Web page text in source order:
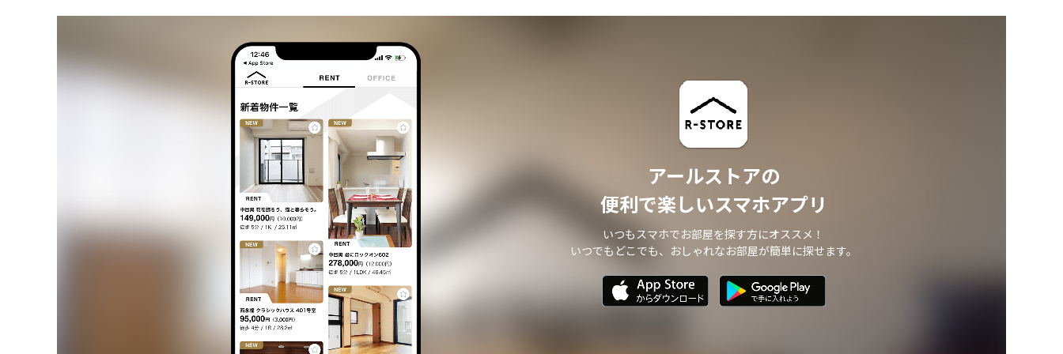
場合
本サイトは、取り扱う個人情報の漏洩、滅失またはき損の防止その他の個人情報
個人情報の委託について
本サイトは、個人情報の取り扱いの全部または一部を第三者に委託する場合は、
当該第三者について厳正な調査を行い、 取り扱いを委託された個人情報の安全管
理が図られるよう当該第三者に対する必要かつ適切な監督を行います。
また、コンサルティング、プライバシーマーク申請、ISMS申請業務におきまして
第三者と共同して業務を遂行する場合に 個人情報の取り扱いを委託する場合 があ
ります。
個人情報の第三者提供について
本サイトは、個人情報保護法等の法令に定めのある場合を除き、 個人情報をあら
かじめご本人の同意を得ることなく、第三者に提供いたしません。
個人情報の開示・訂正等について
本サイトは、ご本人から自己の個人情報についての開示の請求がある場合、速や
かに開示をいたします。
その際、ご本人であることが確認できない場合 には、開示に応じません。
アールストアの
便利で楽しいスマホアプリ
いつもスマホでお部屋を探す方にオススメ！
いつでもどこでも、おしゃれなお部屋が簡単に探せます。